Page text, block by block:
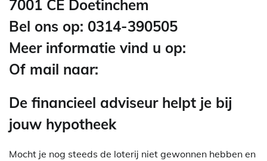
7001 CE Doetinchem
Bel ons op: 0314-390505
Meer informatie vind u op:
Of mail naar:
De financieel adviseur helpt je bij
jouw hypotheek
Mocht je nog steeds de loterij niet gewonnen hebben en